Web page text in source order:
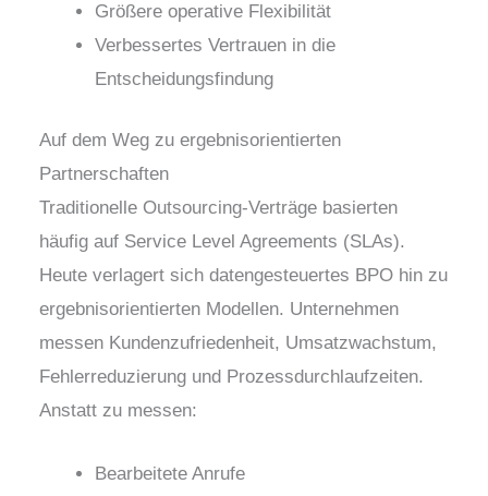
Größere operative Flexibilität
Verbessertes Vertrauen in die
Entscheidungsfindung
Auf dem Weg zu ergebnisorientierten
Partnerschaften
Traditionelle Outsourcing-Verträge basierten
häufig auf Service Level Agreements (SLAs).
Heute verlagert sich datengesteuertes BPO hin zu
ergebnisorientierten Modellen. Unternehmen
messen Kundenzufriedenheit, Umsatzwachstum,
Fehlerreduzierung und Prozessdurchlaufzeiten.
Anstatt zu messen:
Bearbeitete Anrufe